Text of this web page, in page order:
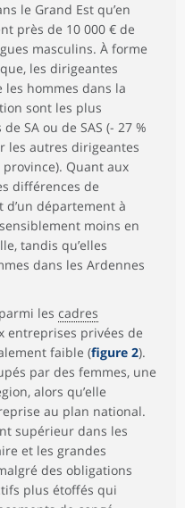
le Grand Est qu’en
près de 10 000 € de
masculins. À forme
les dirigeantes
hommes dans la
sont les plus
SA ou de SAS (- 27 %
les autres dirigeantes
Quant aux
différences de
département à
moins en
tandis qu’elles
dans les Ardennes
les cadres
entreprises privées de
faible (figure 2).
par des femmes, une
alors qu’elle
au plan national.
supérieur dans les
et les grandes
des obligations
plus étoffés qui